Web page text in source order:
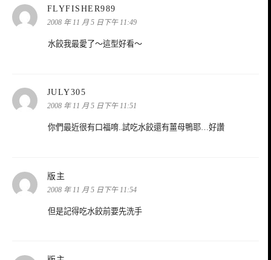
FLYFISHER989
示:
2008 年 11 月 5 日下午 11:49
水餃我最愛了～這型好看～
JULY305
示:
2008 年 11 月 5 日下午 11:51
你們最近很有口福唷..試吃水餃還有薑母鴨耶…好讚
版主
示:
2008 年 11 月 5 日下午 11:54
但是記得吃水餃前要先洗手